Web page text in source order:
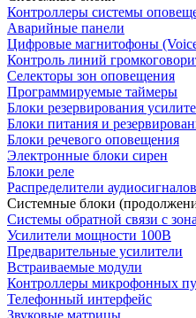
Контроллеры системы
Аварийные панели
Цифровые магнитофоны
Контроль линий
Селекторы зон оповещения
Программируемые таймеры
Блоки резервирования
Блоки питания и
Блоки речевого оповещения
Электронные блоки сирен
Блоки реле
Распределители аудиосигналов
Системные блоки
Системы обратной связи с
Усилители мощности 100В
Предварительные усилители
Встраиваемые модули
Контроллеры микрофонных
Телефонный интерфейс
Звуковые матрицы